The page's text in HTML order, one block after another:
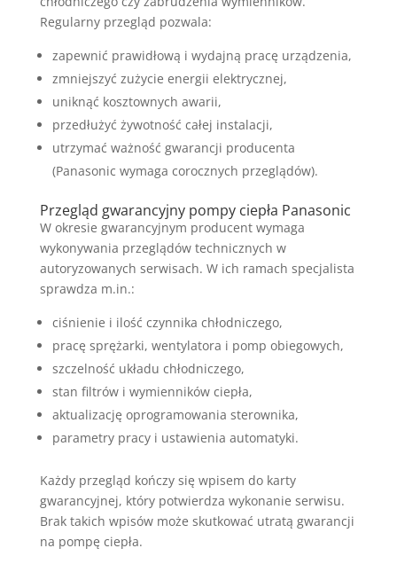
Regularny przegląd pozwala:
zapewnić prawidłową i wydajną pracę urządzenia,
zmniejszyć zużycie energii elektrycznej,
uniknąć kosztownych awarii,
przedłużyć żywotność całej instalacji,
utrzymać ważność gwarancji producenta
(Panasonic wymaga corocznych przeglądów).
Przegląd gwarancyjny pompy ciepła Panasonic
W okresie gwarancyjnym producent wymaga
wykonywania przeglądów technicznych w
autoryzowanych serwisach. W ich ramach specjalista
sprawdza m.in.:
ciśnienie i ilość czynnika chłodniczego,
pracę sprężarki, wentylatora i pomp obiegowych,
szczelność układu chłodniczego,
stan filtrów i wymienników ciepła,
aktualizację oprogramowania sterownika,
parametry pracy i ustawienia automatyki.
Każdy przegląd kończy się wpisem do karty
gwarancyjnej, który potwierdza wykonanie serwisu.
Brak takich wpisów może skutkować utratą gwarancji
na pompę ciepła.